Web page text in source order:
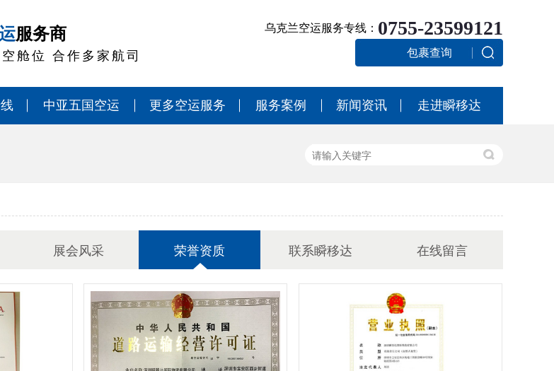
服务商
舱位 合作多家航司
乌克兰空运服务专线： 0755-23599121
包裹查询
中亚五国空运 更多空运服务 服务案例 新闻资讯 走进瞬移达
展会风采 荣誉资质 联系瞬移达 在线留言